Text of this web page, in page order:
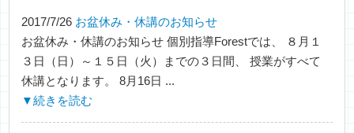
2017/7/26 お盆休み・休講のお知らせ
お盆休み・休講のお知らせ 個別指導Forestでは、 ８月１
３日（日）～１５日（火）までの３日間、 授業がすべて
休講となります。 8月16日 ...
▼続きを読む